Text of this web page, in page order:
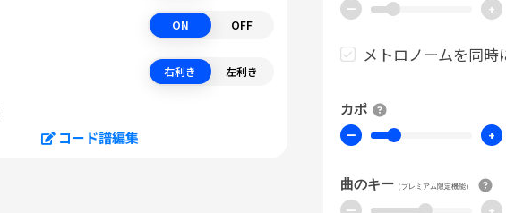
ON OFF
右利き 左利き
コード譜編集
ー +
メトロノームを同時
カポ
ー +
曲のキー （プレミアム限定機能）
ー +